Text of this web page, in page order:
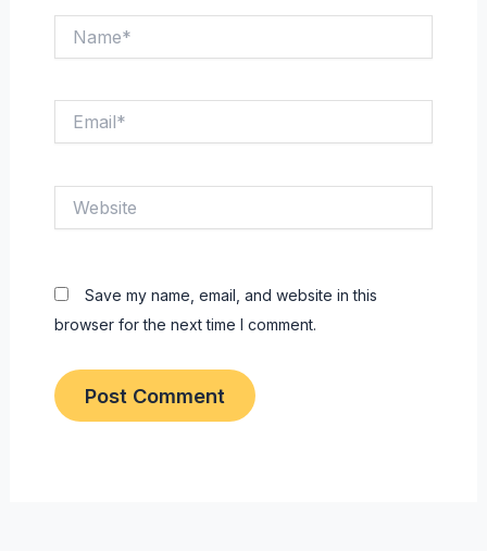
Save my name, email, and website in this
browser for the next time I comment.